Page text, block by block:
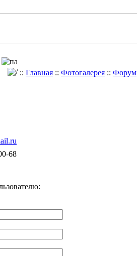
:: Главная :: Фотогалерея :: Форум
68